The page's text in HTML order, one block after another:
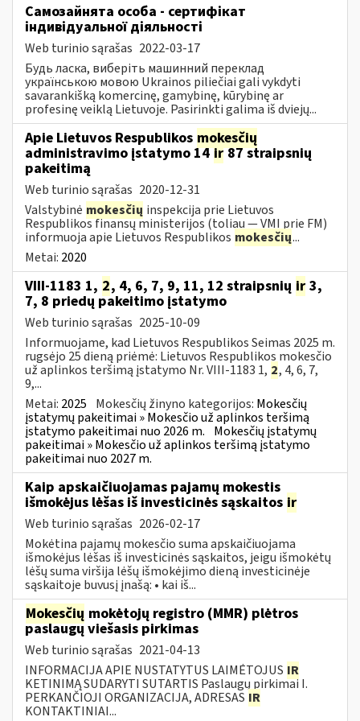
Самозайнята особа - сертифікат
індивідуальної діяльності
Web turinio sąrašas 2022-03-17
Будь ласка, виберіть машинний переклад
українською мовою Ukrainos piliečiai gali vykdyti
savarankišką komercinę, gamybinę, kūrybinę ar
profesinę veiklą Lietuvoje. Pasirinkti galima iš dviejų...
Apie Lietuvos Respublikos mokesčių
administravimo įstatymo 14ir87 straipsnių
pakeitimą
Web turinio sąrašas 2020-12-31
Valstybinė mokesčių inspekcija prie Lietuvos
Respublikos finansų ministerijos (toliau — VMI prie FM)
informuoja apie Lietuvos Respublikos mokesčių...
Metai: 2020
VIII-1183 1, 2, 4, 6, 7, 9, 11, 12 straipsnių ir 3,
7, 8 priedų pakeitimo įstatymo
Web turinio sąrašas 2025-10-09
Informuojame, kad Lietuvos Respublikos Seimas 2025 m.
rugsėjo 25 dieną priėmė: Lietuvos Respublikos mokesčio
už aplinkos teršimą įstatymo Nr. VIII-1183 1, 2, 4, 6, 7,
9,...
Metai: 2025 Mokesčių žinyno kategorijos: Mokesčių
įstatymų pakeitimai » Mokesčio už aplinkos teršimą
įstatymo pakeitimai nuo 2026 m. Mokesčių įstatymų
pakeitimai » Mokesčio už aplinkos teršimą įstatymo
pakeitimai nuo 2027 m.
Kaip apskaičiuojamas pajamų mokestis
išmokėjus lėšas iš investicinės sąskaitos ir
Web turinio sąrašas 2026-02-17
Mokėtina pajamų mokesčio suma apskaičiuojama
išmokėjus lėšas iš investicinės sąskaitos, jeigu išmokėtų
lėšų suma viršija lėšų išmokėjimo dieną investicinėje
sąskaitoje buvusį įnašą: • kai iš...
Mokesčių mokėtojų registro (MMR) plėtros
paslaugų viešasis pirkimas
Web turinio sąrašas 2021-04-13
INFORMACIJA APIE NUSTATYTUS LAIMĖTOJUS IR
KETINIMĄ SUDARYTI SUTARTIS Paslaugų pirkimai I.
PERKANČIOJI ORGANIZACIJA, ADRESAS IR
KONTAKTINIAI...